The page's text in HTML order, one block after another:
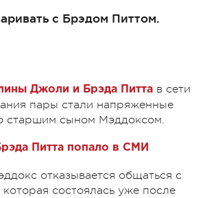
с Брэдом Питтом.
Джоли и Брэда Питта в сети
пары стали напряженные
старшим сыном Мэддоксом.
Питта попало в СМИ
отказывается общаться с
состоялась уже после